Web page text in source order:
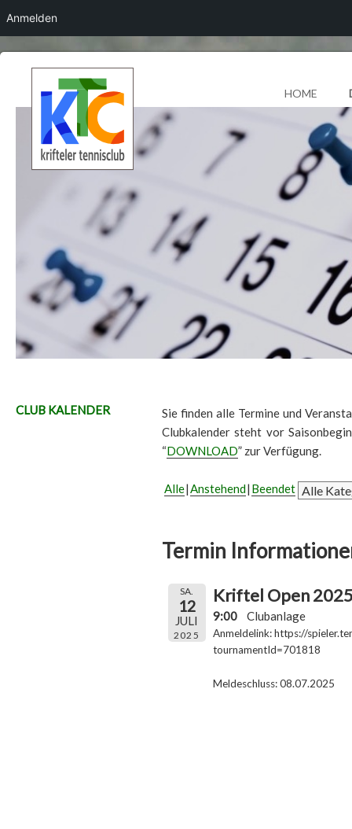
HOME
CLUB KALENDER
Sie finden alle Termine und
Clubkalender steht vor
“DOWNLOAD” zur Verfügung.
Alle Anstehend Beendet
Termin
SA.
12
JULI
2025
Kriftel Open
9:00 Clubanlage
Anmeldelink: https://
tournamentId=701818
Meldeschluss: 08.07.2025
Anmelden